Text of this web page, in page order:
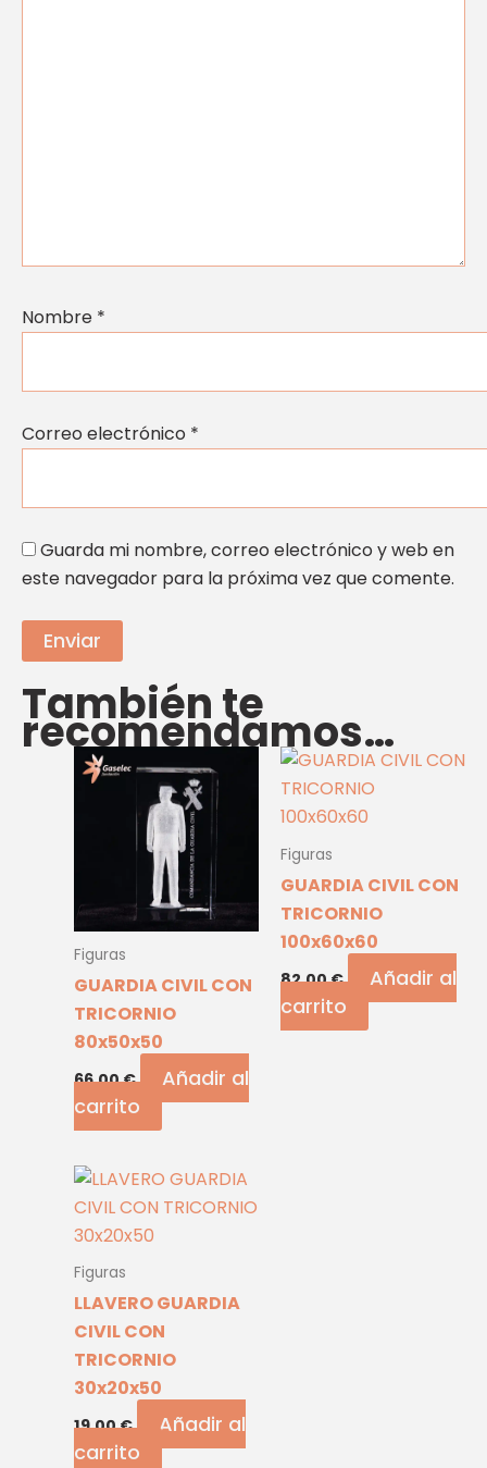
Nombre *
Correo electrónico *
Guarda mi nombre, correo electrónico y web en
este navegador para la próxima vez que comente.
También te
recomendamos…
Figuras
GUARDIA CIVIL CON
TRICORNIO
80x50x50
66,00€
Añadir al
carrito
Figuras
GUARDIA CIVIL CON
TRICORNIO
100x60x60
82,00€
Añadir al
carrito
Figuras
LLAVERO GUARDIA
CIVIL CON
TRICORNIO
30x20x50
19,00€
Añadir al
carrito